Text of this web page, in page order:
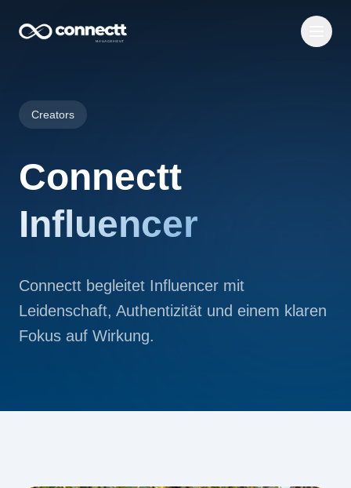
Creators
Connectt
Influencer
Connectt begleitet Influencer mit
Leidenschaft, Authentizität und einem klaren
Fokus auf Wirkung.